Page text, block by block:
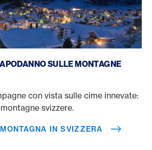
SULLE MONTAGNE
con vista sulle cime innevate:
svizzere.
IN SVIZZERA